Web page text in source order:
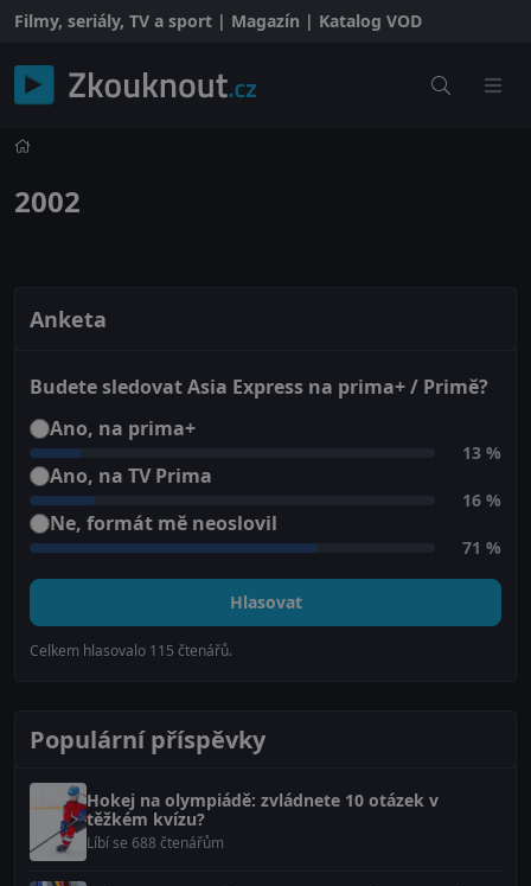
Filmy, seriály, TV a sport | Magazín | Katalog VOD
2002
Anketa
Budete sledovat Asia Express na prima+ / Primě?
Ano, na prima+
13 %
Ano, na TV Prima
16 %
Ne, formát mě neoslovil
71 %
Hlasovat
Celkem hlasovalo 115 čtenářů.
Populární příspěvky
Hokej na olympiádě: zvládnete 10 otázek v
těžkém kvízu?
Líbí se 688 čtenářům